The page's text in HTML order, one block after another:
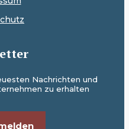
Nachrichten und
zu erhalten